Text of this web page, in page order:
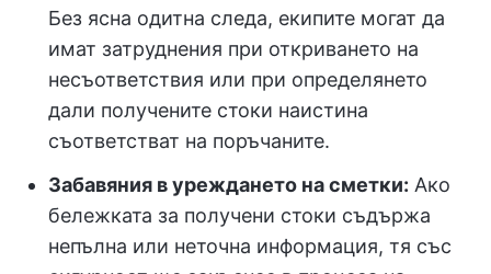
Без ясна одитна следа, екипите могат да
имат затруднения при откриването на
несъответствия или при определянето
дали получените стоки наистина
съответстват на поръчаните.
Забавяния в уреждането на сметки: Ако
бележката за получени стоки съдържа
непълна или неточна информация, тя със